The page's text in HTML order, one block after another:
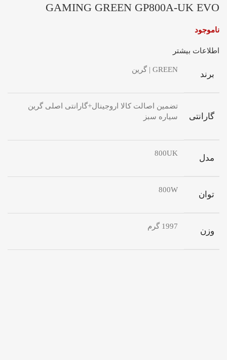
GAMING GREEN GP800A-UK EVO
ناموجود
اطلاعات بیشتر
برند GREEN | گرین
گارانتی
تضمین اصالت کالا اروجینال+گارانتی اصلی گرین
سیاره سبز
مدل 800UK
توان 800W
وزن 1997 گرم